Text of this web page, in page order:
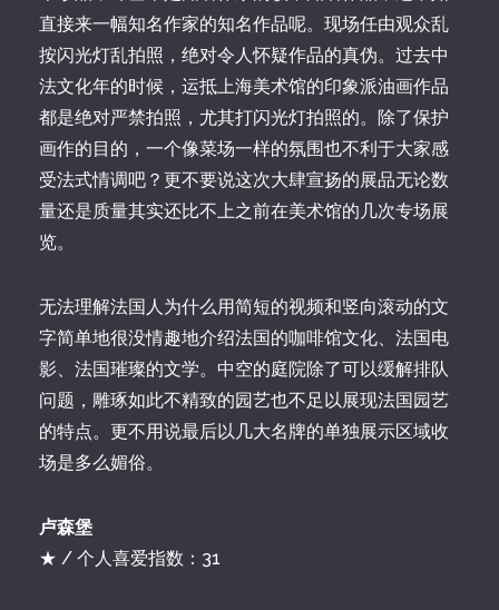
直接来一幅知名作家的知名作品呢。现场任由观众乱
按闪光灯乱拍照，绝对令人怀疑作品的真伪。过去中
法文化年的时候，运抵上海美术馆的印象派油画作品
都是绝对严禁拍照，尤其打闪光灯拍照的。除了保护
画作的目的，一个像菜场一样的氛围也不利于大家感
受法式情调吧？更不要说这次大肆宣扬的展品无论数
量还是质量其实还比不上之前在美术馆的几次专场展
览。
无法理解法国人为什么用简短的视频和竖向滚动的文
字简单地很没情趣地介绍法国的咖啡馆文化、法国电
影、法国璀璨的文学。中空的庭院除了可以缓解排队
问题，雕琢如此不精致的园艺也不足以展现法国园艺
的特点。更不用说最后以几大名牌的单独展示区域收
场是多么媚俗。
卢森堡
★ / 个人喜爱指数：31